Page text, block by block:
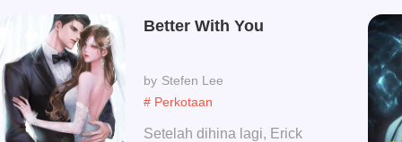
# Perkotaan
Better With You
Stefen Lee
Setelah dihina lagi, Erick